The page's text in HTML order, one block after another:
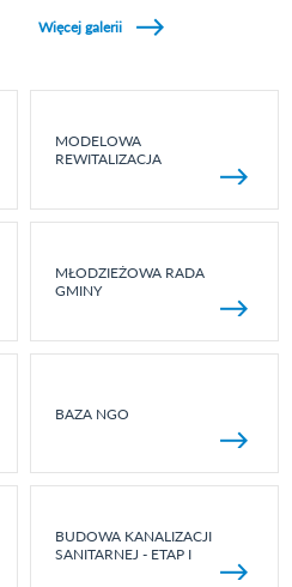
Więcej galerii
MODELOWA
REWITALIZACJA
MŁODZIEŻOWA RADA
GMINY
BAZA NGO
BUDOWA KANALIZACJI
SANITARNEJ - ETAP I